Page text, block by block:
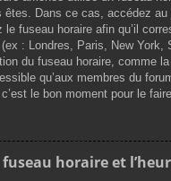
êtes. Dans ce cas, accédez au
fuseau horaire afin qu’il
: Londres, Paris, New York,
du fuseau horaire, comme
qu’aux membres du
le bon moment pour le faire.
fuseau horaire et